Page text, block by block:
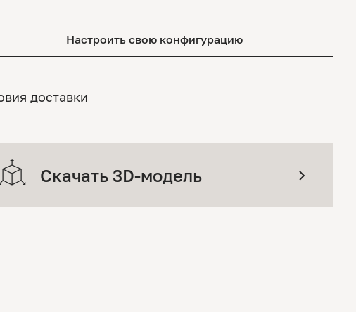
Настроить свою конфигурацию
доставки
Скачать 3D-модель